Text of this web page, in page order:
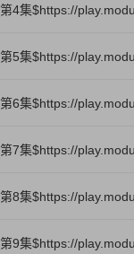
第4集$https://
第5集$https://
第6集$https://
第7集$https://
第8集$https://
第9集$https://